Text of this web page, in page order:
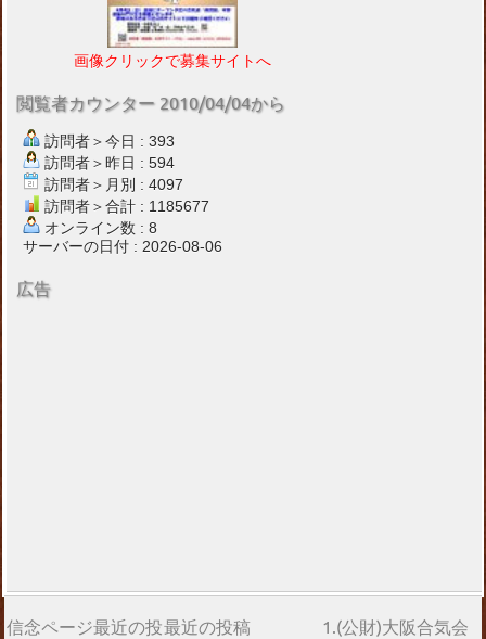
画像クリックで募集サイトへ
閲覧者カウンター 2010/04/04から
訪問者＞今日 : 393
訪問者＞昨日 : 594
訪問者＞月別 : 4097
訪問者＞合計 : 1185677
オンライン数 : 8
サーバーの日付 : 2026-08-06
広告
信念ページ最近の投最近の投稿
1.(公財)大阪合気会